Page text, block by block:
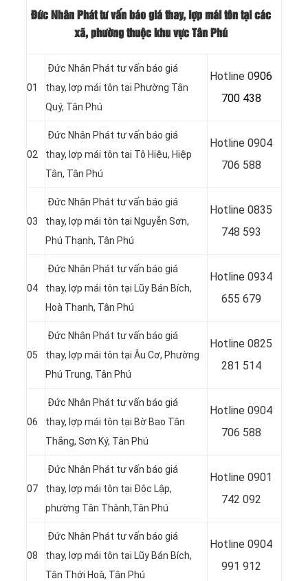
Đức Nhân Phát tư vấn báo giá thay, lợp mái tôn tại các
xã, phường thuộc khu vực Tân Phú
01
Đức Nhân Phát tư vấn báo giá
thay, lợp mái tôn tại Phường Tân
Quý, Tân Phú
Hotline 0906
700 438
02
Đức Nhân Phát tư vấn báo giá
thay, lợp mái tôn tại Tô Hiệu, Hiệp
Tân, Tân Phú
Hotline 0904
706 588
03
Đức Nhân Phát tư vấn báo giá
thay, lợp mái tôn tại Nguyễn Sơn,
Phú Thạnh, Tân Phú
Hotline 0835
748 593
04
Đức Nhân Phát tư vấn báo giá
thay, lợp mái tôn tại Lũy Bán Bích,
Hoà Thanh, Tân Phú
Hotline 0934
655 679
05
Đức Nhân Phát tư vấn báo giá
thay, lợp mái tôn tại Âu Cơ, Phường
Phú Trung, Tân Phú
Hotline 0825
281 514
06
Đức Nhân Phát tư vấn báo giá
thay, lợp mái tôn tại Bờ Bao Tân
Thắng, Sơn Ký, Tân Phú
Hotline 0904
706 588
07
Đức Nhân Phát tư vấn báo giá
thay, lợp mái tôn tại Độc Lập,
phường Tân Thành,Tân Phú
Hotline 0901
742 092
08
Đức Nhân Phát tư vấn báo giá
thay, lợp mái tôn tại Lũy Bán Bích,
Tân Thới Hoà, Tân Phú
Hotline 0904
991 912